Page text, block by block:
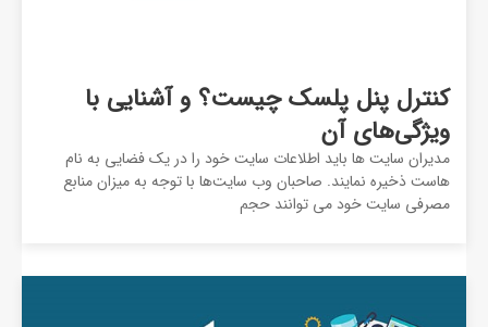
کنترل پنل پلسک چیست؟ و آشنایی با
ویژگی‌های آن
مدیران سایت ها باید اطلاعات سایت خود را در یک فضایی به نام
هاست ذخیره نمایند. صاحبان وب سایت‌ها با توجه به میزان منابع
مصرفی سایت خود می توانند حجم